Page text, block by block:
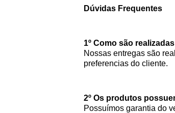
Dúvidas Frequentes
1º Como são
Nossas entregas são
preferencias do cliente.
2º Os produtos
Possuímos garantia do